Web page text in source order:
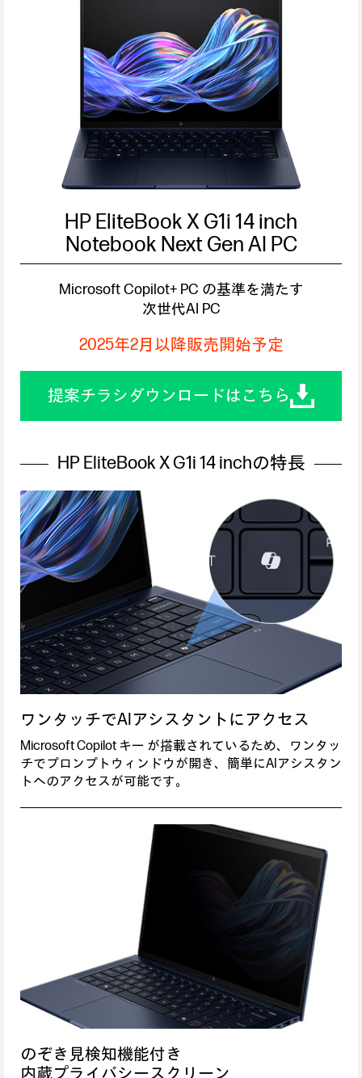
HP EliteBook X G1i 14 inch
Notebook Next Gen AI PC
Microsoft Copilot+ PC の基準を満たす
次世代AI PC
2025年2月以降販売開始予定
提案チラシダウンロードはこちら
HP EliteBook X G1i 14 inchの特長
ワンタッチでAIアシスタントにアクセス
Microsoft Copilot キー が搭載されているため、ワンタッ
チでプロンプトウィンドウが開き、簡単にAIアシスタン
トへのアクセスが可能です。
のぞき見検知機能付き
内蔵プライバシースクリーン